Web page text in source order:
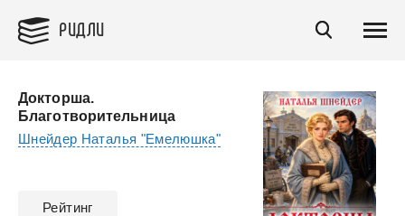
РИДЛИ
Докторша.
Благотворительница
Шнейдер Наталья "Емелюшка"
Рейтинг